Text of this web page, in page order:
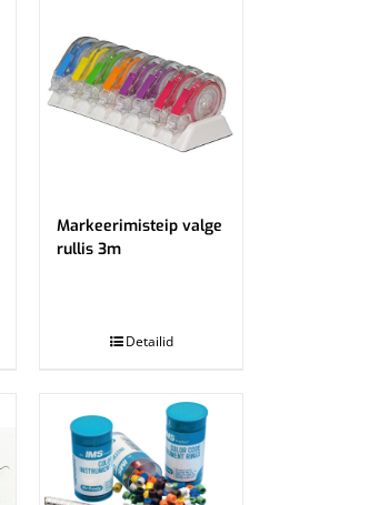
Markeerimisteip valge
rullis 3m
Detailid